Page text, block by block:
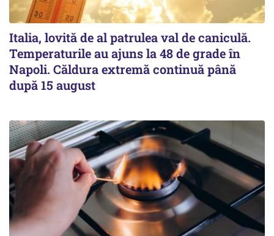
Italia, lovită de al patrulea val de caniculă.
Temperaturile au ajuns la 48 de grade în
Napoli. Căldura extremă continuă până
după 15 august